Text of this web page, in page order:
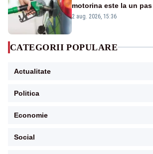
motorina este la un
2 aug. 2026, 15:36
CATEGORII POPULARE
Actualitate
Politica
Economie
Social